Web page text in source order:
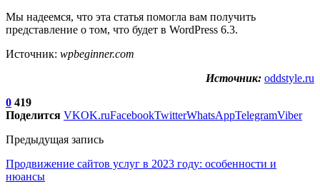
Мы надеемся, что эта статья помогла вам получить
представление о том, что будет в WordPress 6.3.
Источник: wpbeginner.com
Источник: oddstyle.ru
0 419
Поделится VKOK.ruFacebookTwitterWhatsAppTelegramViber
Предыдущая запись
Продвижение сайтов услуг в 2023 году: особенности и
нюансы